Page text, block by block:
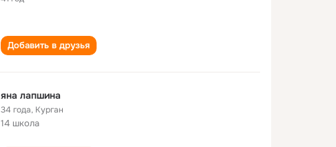
Добавить в друзья
яна лапшина
34 года, Курган
14 школа